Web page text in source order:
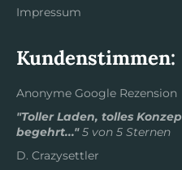
Impressum
Kundenstimmen:
Anonyme Google Rezension
"Toller Laden, tolles
begehrt..."5 von 5 Sternen
D. Crazysettler